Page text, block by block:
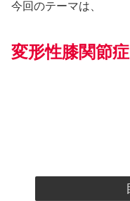
今回のテーマは、
変形性膝関節